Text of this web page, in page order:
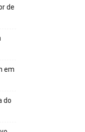
de
em
do